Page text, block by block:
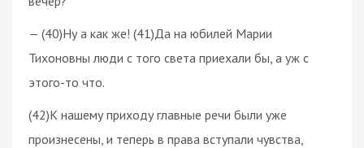
— (40)Ну а как же! (41)Да на юбилей Марии
Тихоновны люди с того света приехали бы, а уж с
этого-то что.
(42)К нашему приходу главные речи были уже
произнесены, и теперь в права вступали чувства,